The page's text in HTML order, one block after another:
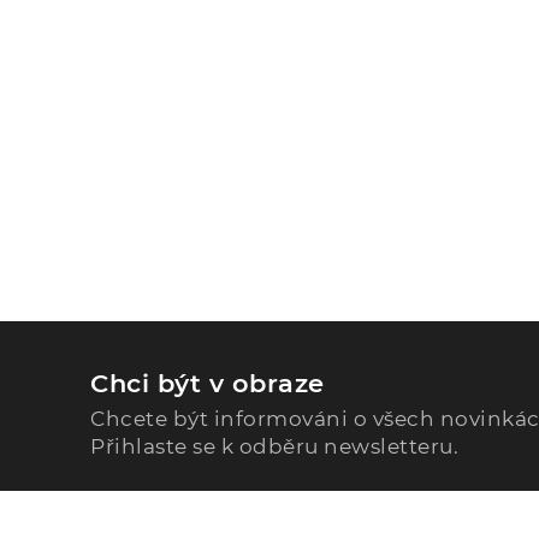
Chci být v obraze
Chcete být informováni o všech
Přihlaste se k odběru newsletteru.